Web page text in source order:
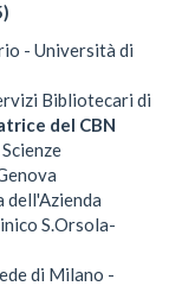
- Università di
Bibliotecari di
del CBN
dell'Azienda
S.Orsola-
di Milano -